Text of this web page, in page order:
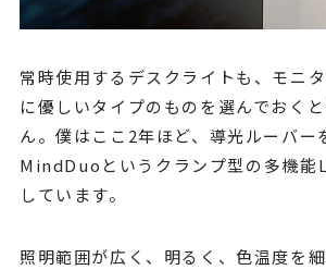
常時使用するデスクライトも、モニ
に優しいタイプのものを選んでおく
ん。僕はここ2年ほど、導光ルーバー
MindDuoというクランプ型の多機能
しています。
照明範囲が広く、明るく、色温度を